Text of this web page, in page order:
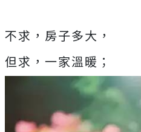
不求，房子多大，
但求，一家溫暖；